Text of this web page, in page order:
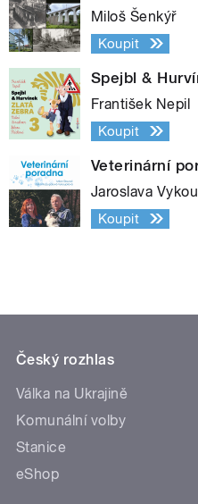
Miloš Šenkýř
Koupit
Spejbl &
František Nepil
Koupit
Veterinární
Jaroslava
Koupit
Český rozhlas
Válka na Ukrajině
Komunální volby
Stanice
eShop